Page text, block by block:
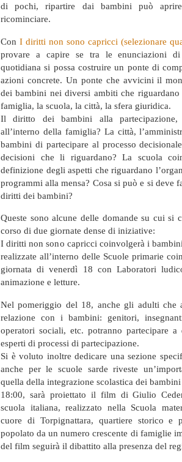
di pochi, ripartire dai bambini può
ricominciare.
Con I diritti non sono capricci (selezionare
provare a capire se tra le enunciazioni
quotidiana si possa costruire un ponte di
azioni concrete. Un ponte che avvicini il
dei bambini nei diversi ambiti che riguardano
famiglia, la scuola, la città, la sfera giuridica.
Il diritto dei bambini alla partecipazione,
all’interno della famiglia? La città,
bambini di partecipare al processo
decisioni che li riguardano? La scuola
definizione degli aspetti che riguardano
programmi alla mensa? Cosa si può e si deve
diritti dei bambini?
Queste sono alcune delle domande su cui si
corso di due giornate dense di iniziative:
I diritti non sono capricci coinvolgerà i
realizzate all’interno delle Scuole primarie
giornata di venerdì 18 con Laboratori
animazione e letture.
Nel pomeriggio del 18, anche gli adulti che
relazione con i bambini: genitori,
operatori sociali, etc. potranno partecipare
esperti di processi di partecipazione.
Si è voluto inoltre dedicare una sezione
anche per le scuole sarde riveste
quella della integrazione scolastica dei
18:00, sarà proiettato il film di Giulio
scuola italiana, realizzato nella Scuola
cuore di Torpignattara, quartiere storico e
popolato da un numero crescente di famiglie
del film seguirà il dibattito alla presenza del